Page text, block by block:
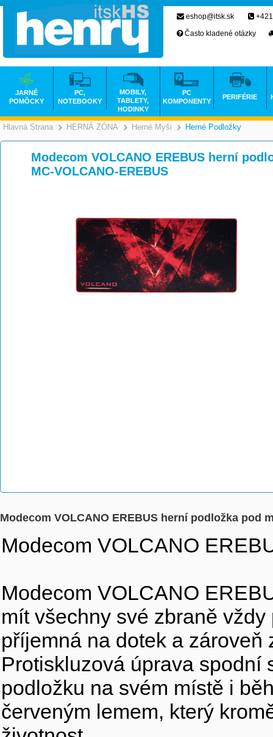
Hlavná Strana >
HERNÁ ZÓNA >
Herné Myši >
Herné Podložky
Modecom VOLCANO EREBUS herní
MC-VOLCANO-EREBUS
Modecom VOLCANO EREBUS herní podložka pod
Modecom VOLCANO
Modecom VOLCANO
mít všechny své zbraně
příjemná na dotek a
Protiskluzová úprava spodní
podložku na svém místě i
červeným lemem, který
eshop@itsk.sk
Často kladené otázky
JARNÉ
POMÔCKY
PC,
NOTEBOOKY
MOBILY,
TABLETY,
HODINKY
PC
KOMPONENTY
PERIFÉRIE